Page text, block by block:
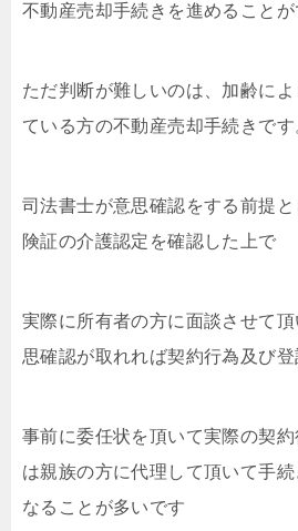
不動産売却手続きを進めることが
ただ判断が難しいのは、加齢に
ている方の不動産売却手続きです
司法書士が意思確認をする前提
険証の介護認定を確認した上で
実際に所有者の方に面談させて
思確認が取れれば契約行為及び
事前に委任状を頂いて実際の契
は親族の方に代理して頂いて手
なることが多いです